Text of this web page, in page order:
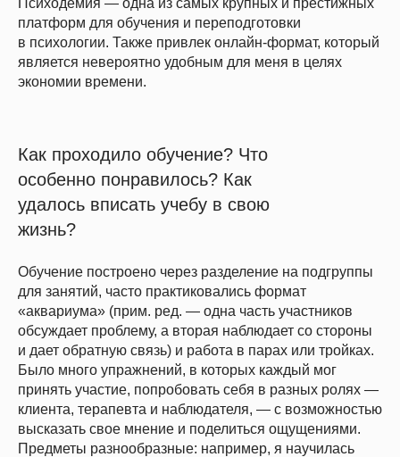
Психодемия — одна из самых крупных и престижных
платформ для обучения и переподготовки
в психологии. Также привлек онлайн-формат, который
является невероятно удобным для меня в целях
экономии времени.
Как проходило обучение? Что
особенно понравилось? Как
удалось вписать учебу в свою
жизнь?
Обучение построено через разделение на подгруппы
для занятий, часто практиковались формат
«аквариума» (прим. ред. — одна часть участников
обсуждает проблему, а вторая наблюдает со стороны
и дает обратную связь) и работа в парах или тройках.
Было много упражнений, в которых каждый мог
принять участие, попробовать себя в разных ролях —
клиента, терапевта и наблюдателя, — с возможностью
высказать свое мнение и поделиться ощущениями.
Предметы разнообразные: например, я научилась